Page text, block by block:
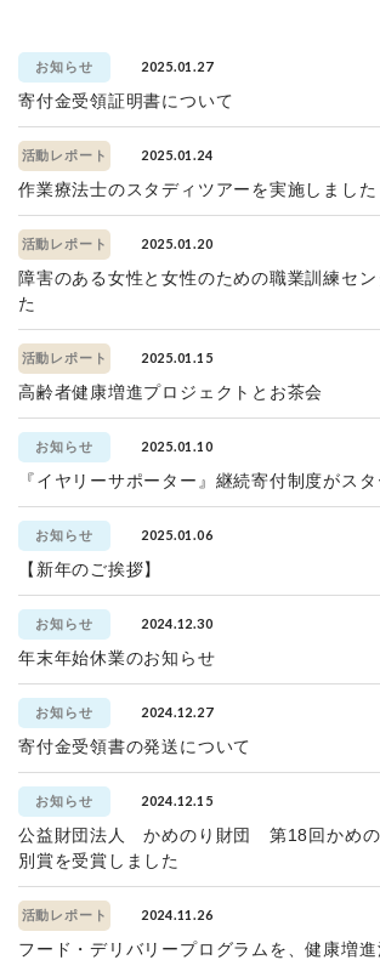
お知らせ 2025.01.27
寄付金受領証明書について
活動レポート 2025.01.24
作業療法士のスタディツアーを実施しました
活動レポート 2025.01.20
障害のある女性と女性のための職業訓練セ
た
活動レポート 2025.01.15
高齢者健康増進プロジェクトとお茶会
お知らせ 2025.01.10
『イヤリーサポーター』継続寄付制度がス
お知らせ 2025.01.06
【新年のご挨拶】
お知らせ 2024.12.30
年末年始休業のお知らせ
お知らせ 2024.12.27
寄付金受領書の発送について
お知らせ 2024.12.15
公益財団法人 かめのり財団 第18回かめの
別賞を受賞しました
活動レポート 2024.11.26
フード・デリバリープログラムを、健康増